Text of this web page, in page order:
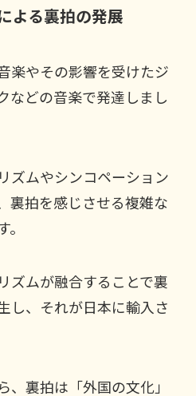
よる裏拍の発展
楽やその影響を受けたジ
などの音楽で発達しまし
ズムやシンコペーション
裏拍を感じさせる複雑な
ズムが融合することで裏
し、それが日本に輸入さ
、裏拍は「外国の文化」